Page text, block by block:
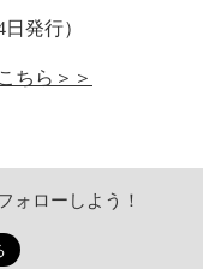
発行）
ちら＞＞
ォローしよう！